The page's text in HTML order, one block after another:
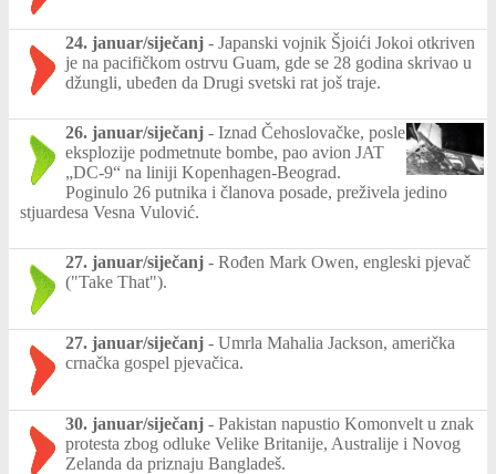
24. januar/siječanj - Japanski vojnik Šjoići Jokoi otkriven
je na pacifičkom ostrvu Guam, gde se 28 godina skrivao u
džungli, ubeđen da Drugi svetski rat još traje.
26. januar/siječanj - Iznad Čehoslovačke, posle
eksplozije podmetnute bombe, pao avion JAT
„DC-9“ na liniji Kopenhagen-Beograd.
Poginulo 26 putnika i članova posade, preživela jedino
stjuardesa Vesna Vulović.
27. januar/siječanj - Rođen Mark Owen, engleski pjevač
("Take That").
27. januar/siječanj - Umrla Mahalia Jackson, američka
crnačka gospel pjevačica.
30. januar/siječanj - Pakistan napustio Komonvelt u znak
protesta zbog odluke Velike Britanije, Australije i Novog
Zelanda da priznaju Bangladeš.